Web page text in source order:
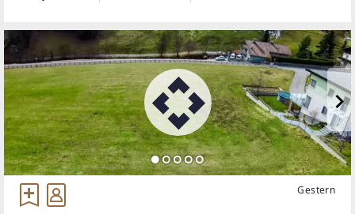
sich im westlichen Mittelgebirge oberhalb von
Gestern